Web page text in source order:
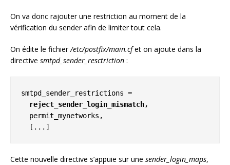
On va donc rajouter une restriction au moment de la
vérification du sender afin de limiter tout cela.
On édite le fichier/etc/postfix/main.cfet on ajoute dans la
directive smtpd_sender_resctriction :
smtpd_sender_restrictions =
reject_sender_login_mismatch,
  [...]
Cette nouvelle directive s’appuie sur une sender_login_maps,